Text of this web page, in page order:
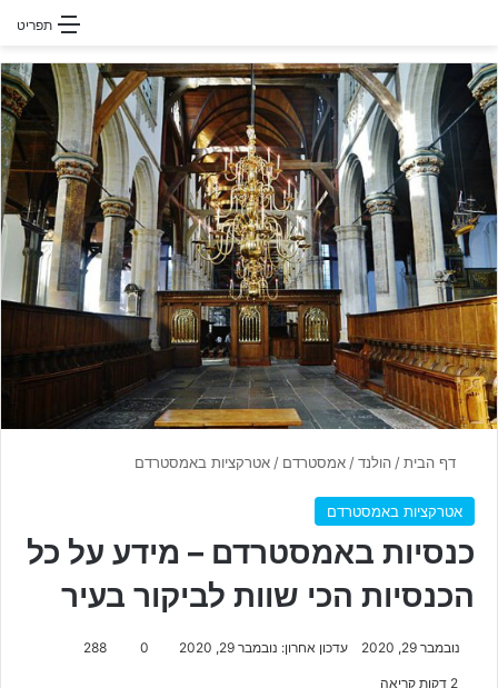
תפריט
דף הבית/ הולנד/ אמסטרדם / אטרקציות באמסטרדם
אטרקציות באמסטרדם
כנסיות באמסטרדם – מידע על כל
הכנסיות הכי שוות לביקור בעיר
נובמבר 29, 2020 עדכון אחרון: נובמבר 29, 2020 0
288